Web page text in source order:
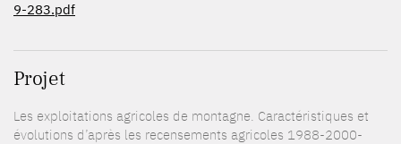
9-283.pdf
Projet
Les exploitations agricoles de montagne. Caractéristiques et
évolutions d’après les recensements agricoles 1988-2000-